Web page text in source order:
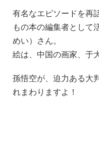
有名なエピソードを再
もの本の編集者として
めい）さん。
絵は、中国の画家、于
孫悟空が、迫力ある大
れまわりますよ！